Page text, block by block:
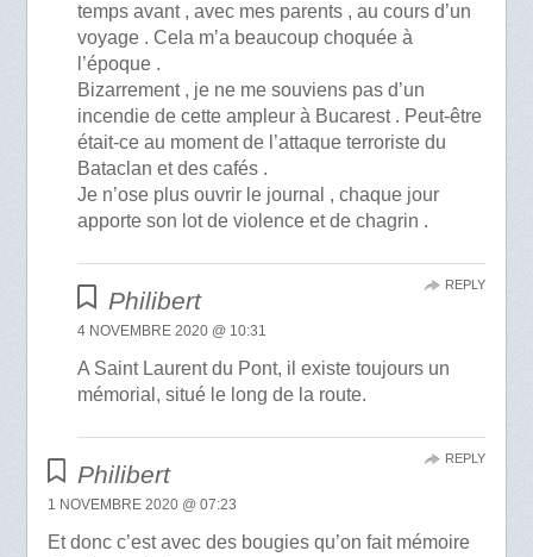
temps avant , avec mes parents , au cours d’un
voyage . Cela m’a beaucoup choquée à
l’époque .
Bizarrement , je ne me souviens pas d’un
incendie de cette ampleur à Bucarest . Peut-être
était-ce au moment de l’attaque terroriste du
Bataclan et des cafés .
Je n’ose plus ouvrir le journal , chaque jour
apporte son lot de violence et de chagrin .
Philibert
4 NOVEMBRE 2020 @ 10:31
A Saint Laurent du Pont, il existe toujours un
mémorial, situé le long de la route.
REPLY
Philibert
1 NOVEMBRE 2020 @ 07:23
Et donc c’est avec des bougies qu’on fait mémoire
REPLY